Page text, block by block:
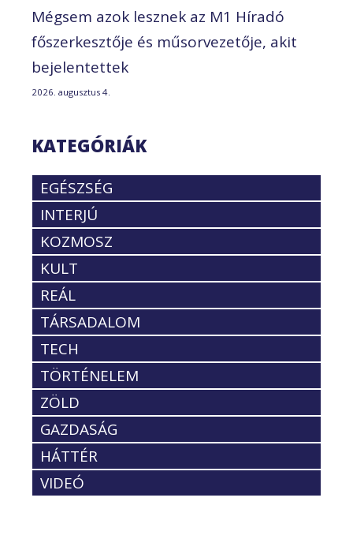
Mégsem azok lesznek az M1 Híradó
főszerkesztője és műsorvezetője, akit
bejelentettek
2026. augusztus 4.
KATEGÓRIÁK
EGÉSZSÉG
INTERJÚ
KOZMOSZ
KULT
REÁL
TÁRSADALOM
TECH
TÖRTÉNELEM
ZÖLD
GAZDASÁG
HÁTTÉR
VIDEÓ